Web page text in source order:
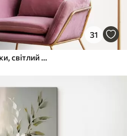
31
зелені оливки, деталь гілки, світлий фон, органічний, натуральна палітра, сільський